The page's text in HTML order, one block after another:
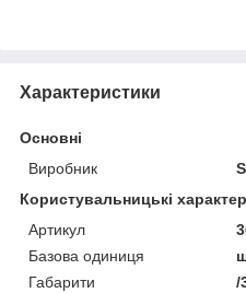
Характеристики
Основні
Виробник
Користувальницькі
Артикул
Базова одиниця
Габарити
/